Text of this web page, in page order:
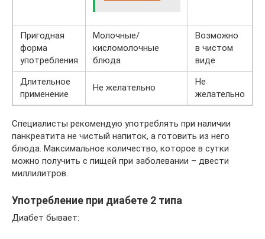
Пригодная
форма
употребления
Молочные/
кисломолочные
блюда
Возможно
в чистом
виде
Длительное
применение
Не желательно
Не
желательно
Специалисты рекомендую употреблять при наличии
панкреатита не чистый напиток, а готовить из него
блюда. Максимальное количество, которое в сутки
можно получить с пищей при заболевании – двести
миллилитров.
Употребление при диабете 2 типа
Диабет бывает: